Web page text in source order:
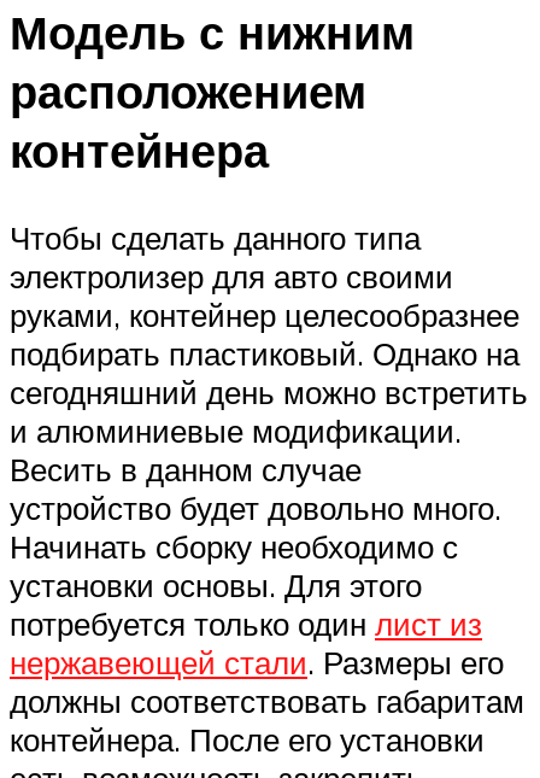
Модель с нижним
расположением
контейнера
Чтобы сделать данного типа
электролизер для авто своими
руками, контейнер целесообразнее
подбирать пластиковый. Однако на
сегодняшний день можно встретить
и алюминиевые модификации.
Весить в данном случае
устройство будет довольно много.
Начинать сборку необходимо с
установки основы. Для этого
потребуется только один лист из
нержавеющей стали. Размеры его
должны соответствовать габаритам
контейнера. После его установки